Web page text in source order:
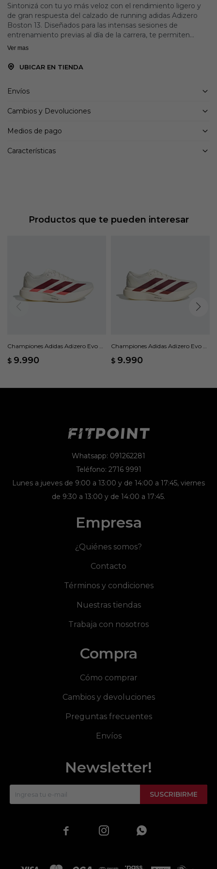
Sintonizá con tu yo más veloz con el rendimiento ligero y
de gran respuesta del calzado de running adidas Adizero
Boston 13. Diseñados para las intensas sesiones de
entrenamiento previas al día de la carrera, te permiten
acelerar el ritmo cómodamente con un exterior de malla
mediasuela Lightstrike y Lightstrike Pro con
mientras que el caucho Continental™ de la puntera
Ajuste clásico
Exterior de tela
Ver mas
UBICAR EN TIENDA
Envíos
Cambios y Devoluciones
Medios de pago
Características
Productos que te pueden interesar
Championes Adidas Adizero Evo SL
$ 9.990
Championes Adidas Adizero Evo SL
$ 9.990
Whatsapp: 091262281
Teléfono: 2716 9991
Lunes a jueves de 9:00 a 13:00 y de 14:00 a 17:45, viernes
de 9:30 a 13:00 y de 14:00 a 17:45.
Empresa
¿Quiénes somos?
Contacto
Términos y condiciones
Nuestras tiendas
Trabaja con nosotros
Compra
Cómo comprar
Cambios y devoluciones
Preguntas frecuentes
Envíos
Newsletter!
SUSCRIBIRME
  